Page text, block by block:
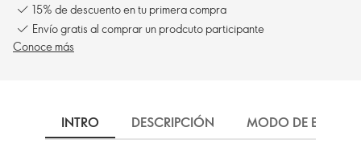
15% de descuento en tu primera compra
Envío gratis al comprar un prodcuto participante
Conoce más
INTRO DESCRIPCIÓN MODO DE EMPLEO